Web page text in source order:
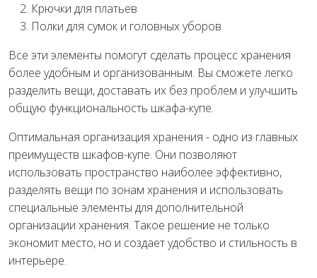
Крючки для платьев
Полки для сумок и головных уборов
Все эти элементы помогут сделать процесс хранения
более удобным и организованным. Вы сможете легко
разделить вещи, доставать их без проблем и улучшить
общую функциональность шкафа-купе.
Оптимальная организация хранения - одно из главных
преимуществ шкафов-купе. Они позволяют
использовать пространство наиболее эффективно,
разделять вещи по зонам хранения и использовать
специальные элементы для дополнительной
организации хранения. Такое решение не только
экономит место, но и создает удобство и стильность в
интерьере.